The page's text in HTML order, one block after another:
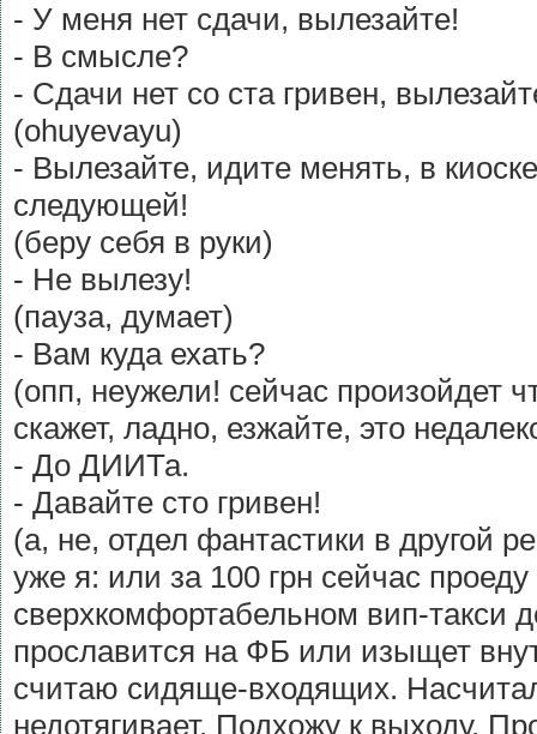
- У меня нет сдачи, вылезайте!
- В смысле?
- Сдачи нет со ста гривен,
(ohuyevayu)
- Вылезайте, идите менять, в
следующей!
(беру себя в руки)
- Не вылезу!
(пауза, думает)
- Вам куда ехать?
(опп, неужели! сейчас произойдет
скажет, ладно, езжайте, это
- До ДИИТа.
- Давайте сто гривен!
(а, не, отдел фантастики в другой
уже я: или за 100 грн сейчас проеду
сверхкомфортабельном вип-такси
прославится на ФБ или изыщет
считаю сидяще-входящих.
недотягивает. Подхожу к выходу.